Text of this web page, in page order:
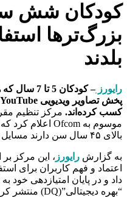
کودکان شش
بزرگ‌ترها
بلدند
رایورز
– کودکان 5
کسب کرده‌اند. مرکز تنظیم
بالای ۴۵ سال سن دارند مسایل مربوط به فناوری را می‌فهمند.
به گزارش رایورز ، این مرکز
اعتماد و فهم کاربران برای
داد و در پایان امتیازدهی خود
“بهره دیجیتالی”(DQ) منتشر کرد.